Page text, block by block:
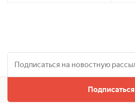
Подписаться